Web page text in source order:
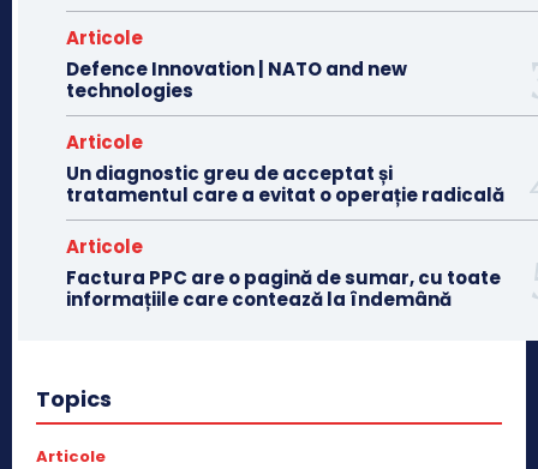
Articole
Defence Innovation | NATO and new
technologies
Articole
Un diagnostic greu de acceptat și
tratamentul care a evitat o operație radicală
Articole
Factura PPC are o pagină de sumar, cu toate
informațiile care contează la îndemână
Topics
Articole